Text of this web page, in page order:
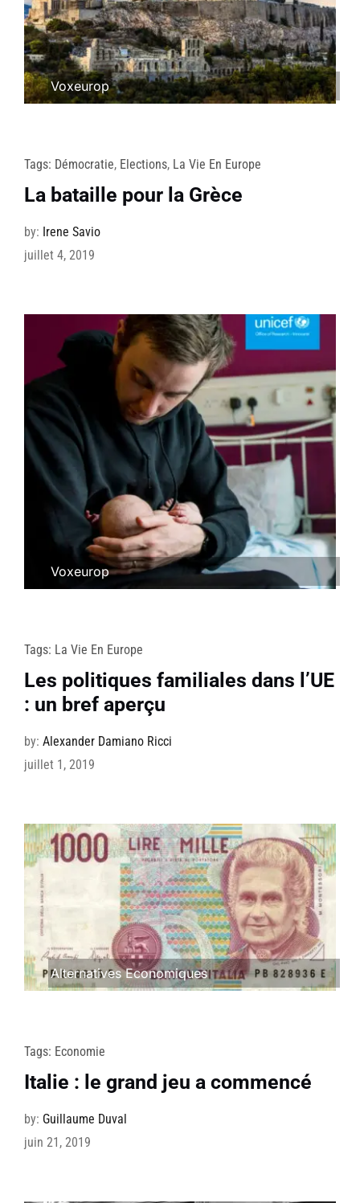
Voxeurop
Tags: Démocratie, Elections, La Vie En Europe
La bataille pour la Grèce
by: Irene Savio
juillet 4, 2019
Voxeurop
Tags: La Vie En Europe
Les politiques familiales dans l’UE
: un bref aperçu
by: Alexander Damiano Ricci
juillet 1, 2019
Alternatives Economiques
Tags: Economie
Italie : le grand jeu a commencé
by: Guillaume Duval
juin 21, 2019